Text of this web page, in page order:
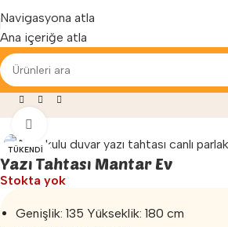
Navigasyona atla
Ana içeriğe atla
Yenilenen arayüzümüz ile hizmetinizdeyiz...
Malzemeleri
TÜKENDI
Yazı Tahtası Mantar Ev
Stokta yok
Genişlik: 135 Yükseklik: 180 cm